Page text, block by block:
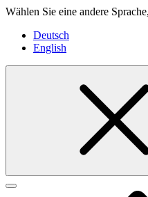
Wählen Sie eine andere
Deutsch
English